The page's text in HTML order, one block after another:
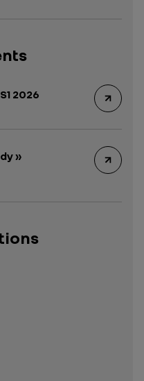
2026
»
structurées (JSON)